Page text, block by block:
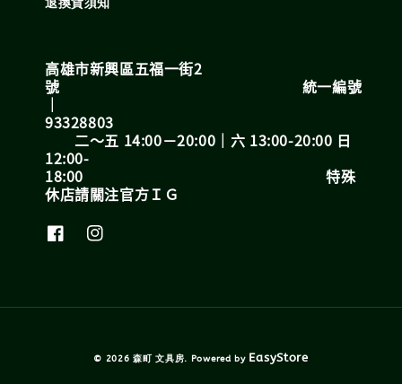
高雄市新興區五福一街2
號 統一編號
｜
93328803
二～五 14:00－20:00｜六 13:00-20:00 日
12:00-
18:00 特殊
休店請關注官方ＩＧ
© 2026 森町 文具房. Powered by EasyStore